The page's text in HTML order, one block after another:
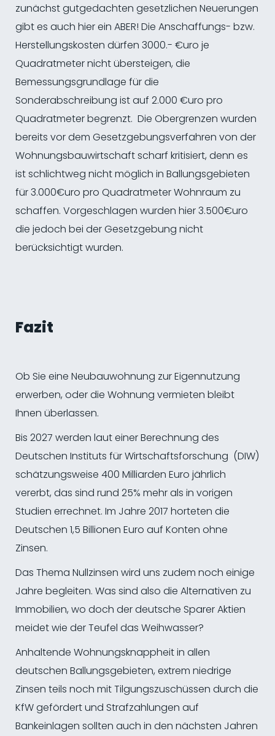
zunächst gutgedachten gesetzlichen Neuerungen
gibt es auch hier ein ABER! Die Anschaffungs- bzw.
Herstellungskosten dürfen 3000.- €uro je
Quadratmeter nicht übersteigen, die
Bemessungsgrundlage für die
Sonderabschreibung ist auf 2.000 €uro pro
Quadratmeter begrenzt. Die Obergrenzen wurden
bereits vor dem Gesetzgebungsverfahren von der
Wohnungsbauwirtschaft scharf kritisiert, denn es
ist schlichtweg nicht möglich in Ballungsgebieten
für 3.000€uro pro Quadratmeter Wohnraum zu
schaffen. Vorgeschlagen wurden hier 3.500€uro
die jedoch bei der Gesetzgebung nicht
berücksichtigt wurden.
Fazit
Ob Sie eine Neubauwohnung zur Eigennutzung
erwerben, oder die Wohnung vermieten bleibt
Ihnen überlassen.
Bis 2027 werden laut einer Berechnung des
Deutschen Instituts für Wirtschaftsforschung (DIW)
schätzungsweise 400 Milliarden Euro jährlich
vererbt, das sind rund 25% mehr als in vorigen
Studien errechnet. Im Jahre 2017 horteten die
Deutschen 1,5 Billionen Euro auf Konten ohne
Zinsen.
Das Thema Nullzinsen wird uns zudem noch einige
Jahre begleiten. Was sind also die Alternativen zu
Immobilien, wo doch der deutsche Sparer Aktien
meidet wie der Teufel das Weihwasser?
Anhaltende Wohnungsknappheit in allen
deutschen Ballungsgebieten, extrem niedrige
Zinsen teils noch mit Tilgungszuschüssen durch die
KfW gefördert und Strafzahlungen auf
Bankeinlagen sollten auch in den nächsten Jahren